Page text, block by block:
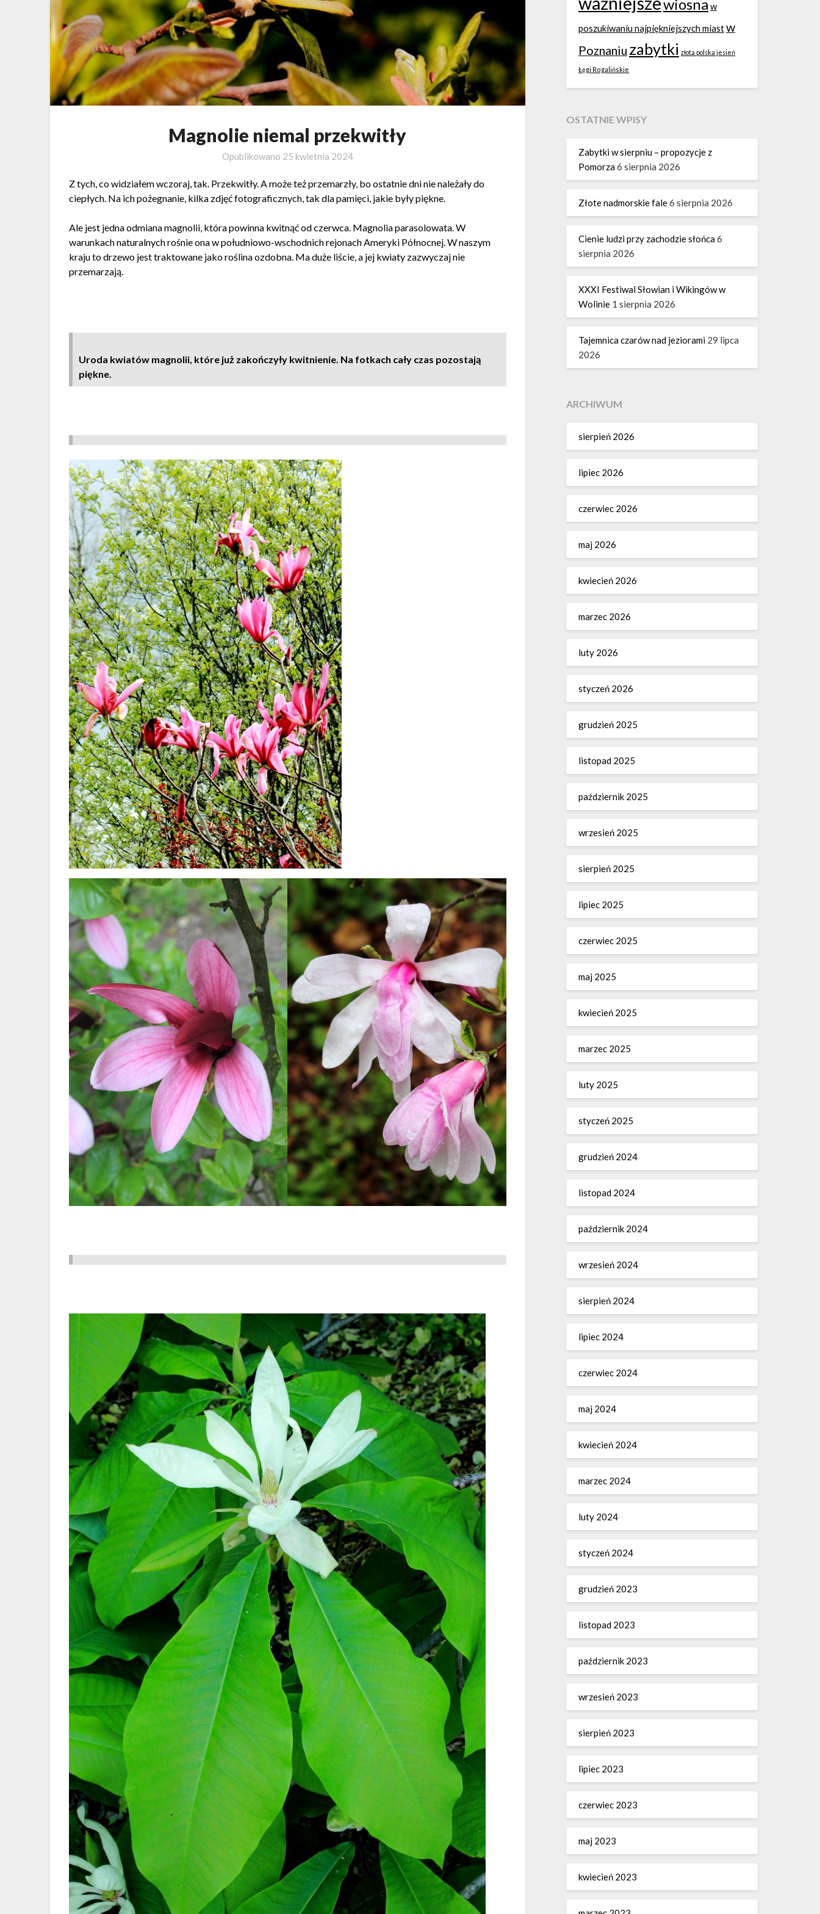
Magnolie niemal przekwitły
Opublikowano 25 kwietnia 2024
Z tych, co widziałem wczoraj, tak. Przekwitły. A może też przemarzły, bo ostatnie dni nie należały do
ciepłych. Na ich pożegnanie, kilka zdjęć fotograficznych, tak dla pamięci, jakie były piękne.
Ale jest jedna odmiana magnolii, która powinna kwitnąć od czerwca. Magnolia parasolowata. W
warunkach naturalnych rośnie ona w południowo-wschodnich rejonach Ameryki Północnej. W naszym
kraju to drzewo jest traktowane jako roślina ozdobna. Ma duże liście, a jej kwiaty zazwyczaj nie
przemarzają.
Uroda kwiatów magnolii, które już zakończyły kwitnienie. Na fotkach cały czas pozostają
piękne.
wiosna w
poszukiwaniu najpiękniejszych miastw
Poznaniu zabytki złota polska jesień
Łęgi Rogalińskie
OSTATNIE WPISY
Zabytki w sierpniu – propozycje z
Pomorza6 sierpnia 2026
Złote nadmorskie fale6 sierpnia 2026
Cienie ludzi przy zachodzie słońca6
sierpnia 2026
XXXI Festiwal Słowian i Wikingów w
Wolinie 1 sierpnia 2026
Tajemnica czarów nad jeziorami 29 lipca
2026
ARCHIWUM
sierpień 2026
lipiec 2026
czerwiec 2026
maj 2026
kwiecień 2026
marzec 2026
luty 2026
styczeń 2026
grudzień 2025
listopad 2025
październik 2025
wrzesień 2025
sierpień 2025
lipiec 2025
czerwiec 2025
maj 2025
kwiecień 2025
marzec 2025
luty 2025
styczeń 2025
grudzień 2024
listopad 2024
październik 2024
wrzesień 2024
sierpień 2024
lipiec 2024
czerwiec 2024
maj 2024
kwiecień 2024
marzec 2024
luty 2024
styczeń 2024
grudzień 2023
listopad 2023
październik 2023
wrzesień 2023
sierpień 2023
lipiec 2023
czerwiec 2023
maj 2023
kwiecień 2023